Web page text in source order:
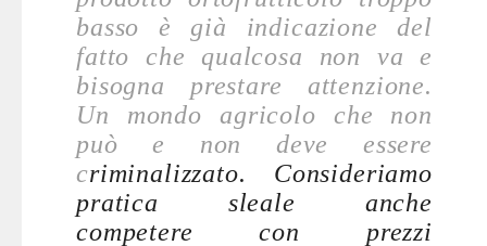
basso è già indicazione del
fatto che qualcosa non va e
bisogna prestare attenzione.
Un mondo agricolo che non
può e non deve essere
criminalizzato. Consideriamo
pratica sleale anche
competere con prezzi